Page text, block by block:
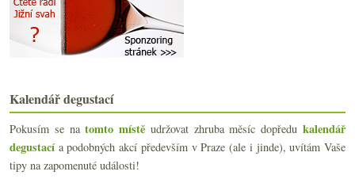
Francouzské červené na Moravě, kde se pije nejvíc ...
Báječná fino sherry nad zásilkou ze Španělska
O Château-Grillet, vinařství a monopolní apelaci
Výsledky ankety „V kolika lidech nejčastěji pijete...
Lehce nesourodá skupina červených
Zakázaná frkačka a víno s varováním
Druhé úterý v říjnu aneb jiná Beaujolais
Apelace, přívlastek či jiné označení vína?
Kalendář degustací
Pokusím se natomto místě udržovat zhruba měsíc dopředukalendář
degustacía podobných akcí především v Praze (ale i jinde), uvítám Vaše
tipy na zapomenuté události!